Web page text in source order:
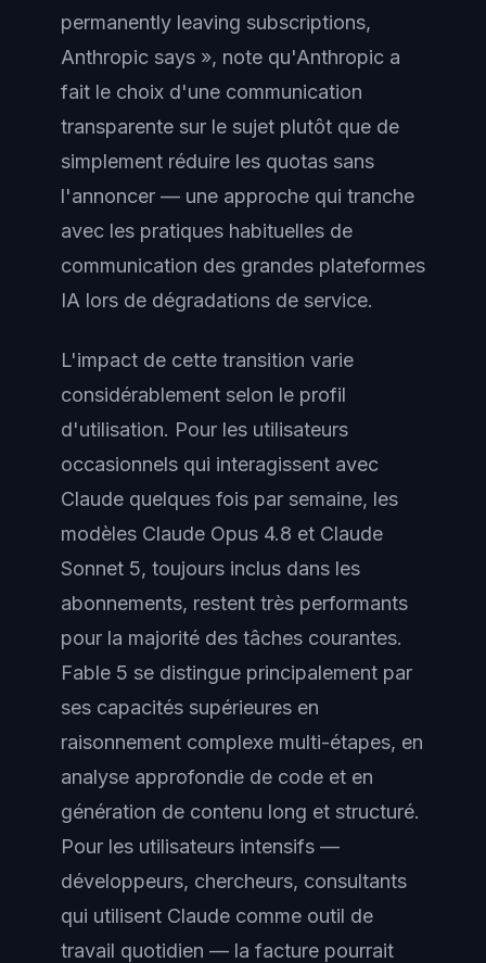
permanently leaving subscriptions,
Anthropic says », note qu'Anthropic a
fait le choix d'une communication
transparente sur le sujet plutôt que de
simplement réduire les quotas sans
l'annoncer — une approche qui tranche
avec les pratiques habituelles de
communication des grandes plateformes
IA lors de dégradations de service.
L'impact de cette transition varie
considérablement selon le profil
d'utilisation. Pour les utilisateurs
occasionnels qui interagissent avec
Claude quelques fois par semaine, les
modèles Claude Opus 4.8 et Claude
Sonnet 5, toujours inclus dans les
abonnements, restent très performants
pour la majorité des tâches courantes.
Fable 5 se distingue principalement par
ses capacités supérieures en
raisonnement complexe multi-étapes, en
analyse approfondie de code et en
génération de contenu long et structuré.
Pour les utilisateurs intensifs —
développeurs, chercheurs, consultants
qui utilisent Claude comme outil de
travail quotidien — la facture pourrait